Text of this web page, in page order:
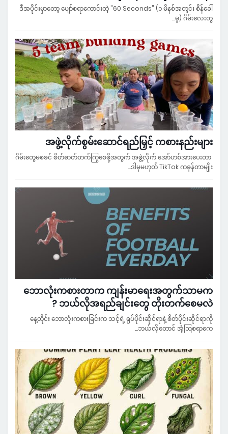
ဒီအပိုင်းမှာတော့ ပျော်စရာကောင်းတဲ့ "60 Seconds" (၁ မိနစ်အတွင်း စိန်ခေါ်
မှု) ဂိမ်းလေးတွ…
အဖွဲ့လိုက်စွမ်းဆောင်ရည်မြှင့် ကစားနည်းများ
ဂိမ်းတွေမစခင် စိတ်ဓာတ်တက်ကြွစေဖို့အတွက် အဖွဲ့လိုက် အော်ဟစ်အားပေးတာ
ဒါမှမဟုတ် TikTok ကခုန်တာမျိုး…
ဘောလုံးကစားတာက ကျန်းမာရေးအတွက်သာမက
ဘယ်လိုအရည်ချင်းတွေ တိုးတက်စေမလဲ ?
နေ့တိုင်း ဘောလုံးကစားခြင်းက သင့်ရဲ့ ရုပ်ပိုင်းဆိုင်ရာနဲ့ စိတ်ပိုင်းဆိုင်ရာကို
ဘယ်လိုတောင် အံ့ဩစရာကေ…